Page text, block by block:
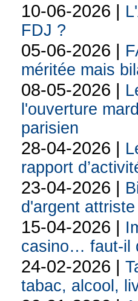
10-06-2026 |
FDJ ?
05-06-2026 |
méritée mais
08-05-2026 |
l'ouverture
parisien
28-04-2026 |
rapport
23-04-2026 |
d'argent
15-04-2026 |
casino… faut-il
24-02-2026 |
tabac, alcool,